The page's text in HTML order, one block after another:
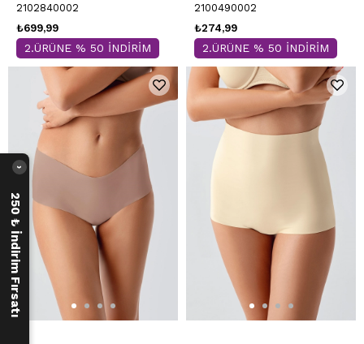
2102840002
₺699,99
2.ÜRÜNE % 50 İNDİRİM
2100490002
₺274,99
2.ÜRÜNE % 50 İNDİRİM
250 ₺ İndirim Fırsatı
›